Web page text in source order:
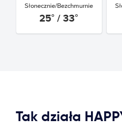
Słonecznie/Bezchmurnie
25° / 33°
Tak działa